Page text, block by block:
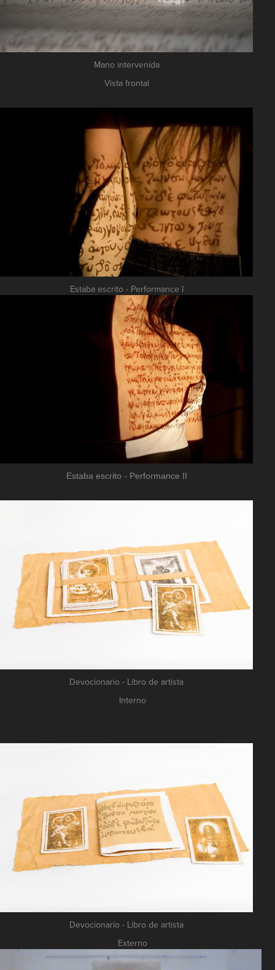
Mano intervenida
Vista frontal
Estaba escrito - Performance I
Estaba escrito - Performance II
Devocionario - Libro de artista
Interno
Devocionario - Libro de artista
Externo